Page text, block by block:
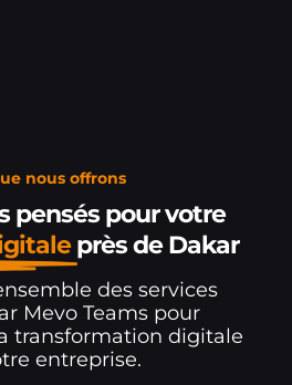
nous offrons
pensés pour votre
près de Dakar
des services
Mevo Teams pour
transformation digitale
entreprise.